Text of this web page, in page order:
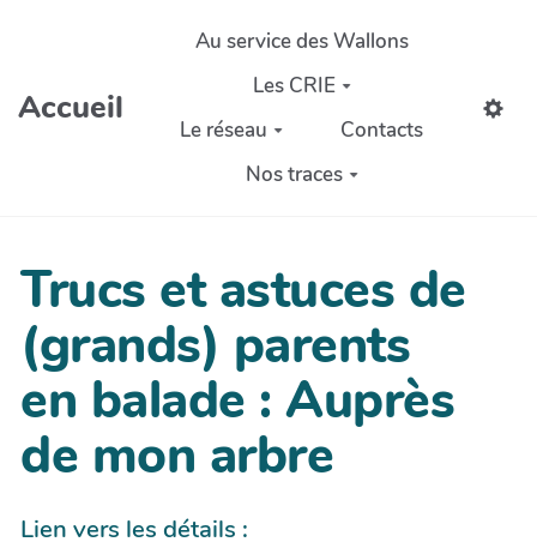
Aller au contenu principal
Accueil
Au service des Wallons
Les CRIE
Le réseau
Contacts
Nos traces
Trucs et astuces de
(grands) parents
en balade : Auprès
de mon arbre
Lien vers les détails :